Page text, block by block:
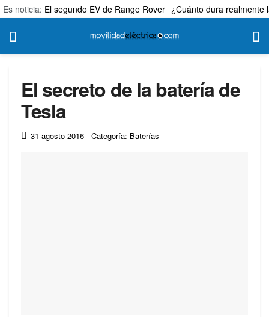
Es noticia: El segundo EV de Range Rover ¿Cuánto dura realmente
El secreto de la batería de
Tesla
31 agosto 2016 - Categoría: Baterías